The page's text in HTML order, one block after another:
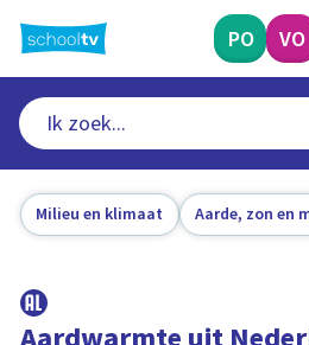
naar
hoofdinhoud
PO VO
Milieu en klimaat Aarde, zon en